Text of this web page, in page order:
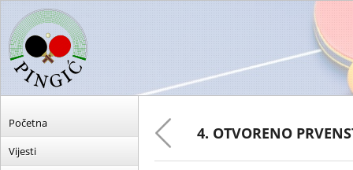
Početna
Vijesti
4. OTVORENO